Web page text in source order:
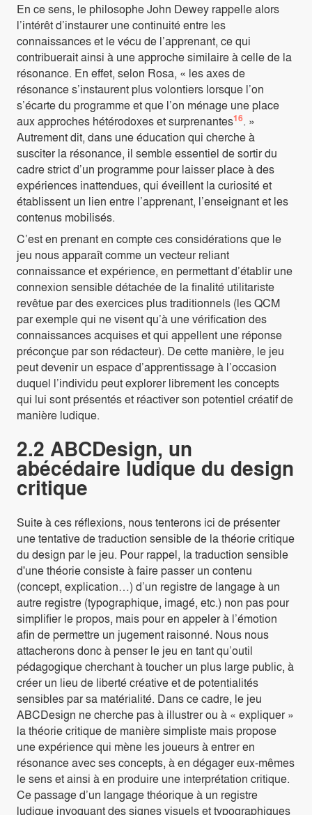
En ce sens, le philosophe John Dewey rappelle alors
l’intérêt d’instaurer une continuité entre les
connaissances et le vécu de l’apprenant, ce qui
contribuerait ainsi à une approche similaire à celle de la
résonance. En effet, selon Rosa, « les axes de
résonance s’instaurent plus volontiers lorsque l’on
s’écarte du programme et que l’on ménage une place
aux approches hétérodoxes et surprenantes16. »
Autrement dit, dans une éducation qui cherche à
susciter la résonance, il semble essentiel de sortir du
cadre strict d’un programme pour laisser place à des
expériences inattendues, qui éveillent la curiosité et
établissent un lien entre l’apprenant, l’enseignant et les
contenus mobilisés.
C’est en prenant en compte ces considérations que le
jeu nous apparaît comme un vecteur reliant
connaissance et expérience, en permettant d’établir une
connexion sensible détachée de la finalité utilitariste
revêtue par des exercices plus traditionnels (les QCM
par exemple qui ne visent qu’à une vérification des
connaissances acquises et qui appellent une réponse
préconçue par son rédacteur). De cette manière, le jeu
peut devenir un espace d’apprentissage à l’occasion
duquel l’individu peut explorer librement les concepts
qui lui sont présentés et réactiver son potentiel créatif de
manière ludique.
2.2 ABCDesign, un
abécédaire ludique du design
critique
Suite à ces réflexions, nous tenterons ici de présenter
une tentative de traduction sensible de la théorie critique
du design par le jeu. Pour rappel, la traduction sensible
d'une théorie consiste à faire passer un contenu
(concept, explication…) d’un registre de langage à un
autre registre (typographique, imagé, etc.) non pas pour
simplifier le propos, mais pour en appeler à l’émotion
afin de permettre un jugement raisonné. Nous nous
attacherons donc à penser le jeu en tant qu’outil
pédagogique cherchant à toucher un plus large public, à
créer un lieu de liberté créative et de potentialités
sensibles par sa matérialité. Dans ce cadre, le jeu
ABCDesign ne cherche pas à illustrer ou à « expliquer »
la théorie critique de manière simpliste mais propose
une expérience qui mène les joueurs à entrer en
résonance avec ses concepts, à en dégager eux-mêmes
le sens et ainsi à en produire une interprétation critique.
Ce passage d’un langage théorique à un registre
ludique invoquant des signes visuels et typographiques